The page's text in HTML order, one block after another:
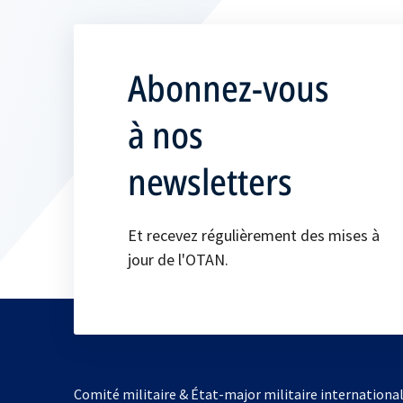
Abonnez-vous
à nos
newsletters
Et recevez régulièrement des mises à
jour de l'OTAN.
Comité militaire & État-major militaire international